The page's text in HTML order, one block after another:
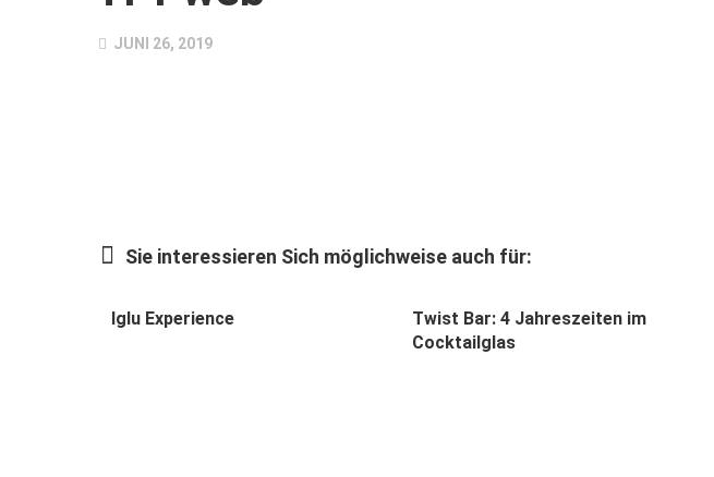
JUNI 26, 2019
Sie interessieren Sich möglichweise auch für:
Iglu Experience
Twist Bar: 4 Jahreszeiten im
Cocktailglas